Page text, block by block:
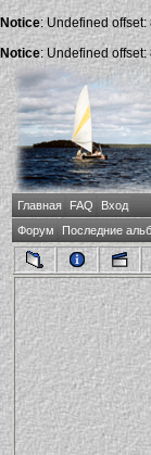
Notice: Undefined offset:
Notice: Undefined
Главная FAQ
Вход
Форум
Последние